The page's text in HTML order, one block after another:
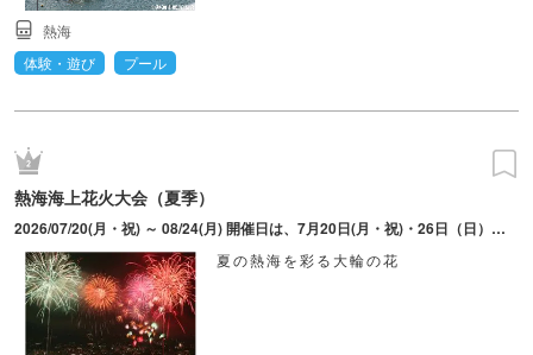
熱海
体験・遊び
プール
熱海海上花火大会（夏季）
2026/07/20(月・祝) ～ 08/24(月) 開催日は、7月20日(月・祝)・26日（日）、8月5日(水)・9日(日)・18日(火)・24日(月)。打上時間は変更となる場合あり。
夏の熱海を彩る大輪の花